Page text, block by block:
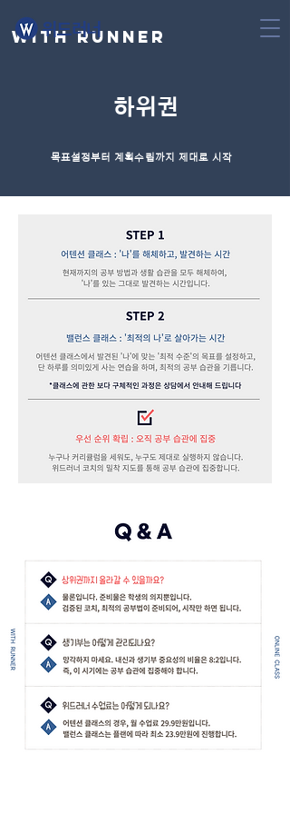
위드러너
with runner
하위권
목표설정부터 계획수립까지 제대로 시작